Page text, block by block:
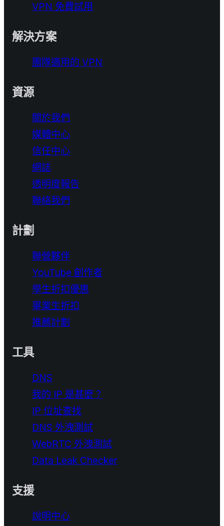
VPN 免費試用
解決方案
團隊適用的 VPN
資源
關於我們
媒體中心
信任中心
網誌
透明度報告
聯絡我們
計劃
聯營夥伴
YouTube 創作者
學生折扣優惠
畢業生折扣
推薦計劃
工具
DNS
我的 IP 是甚麼？
IP 位址查找
DNS 外洩測試
WebRTC 外洩測試
Data Leak Checker
支援
說明中心